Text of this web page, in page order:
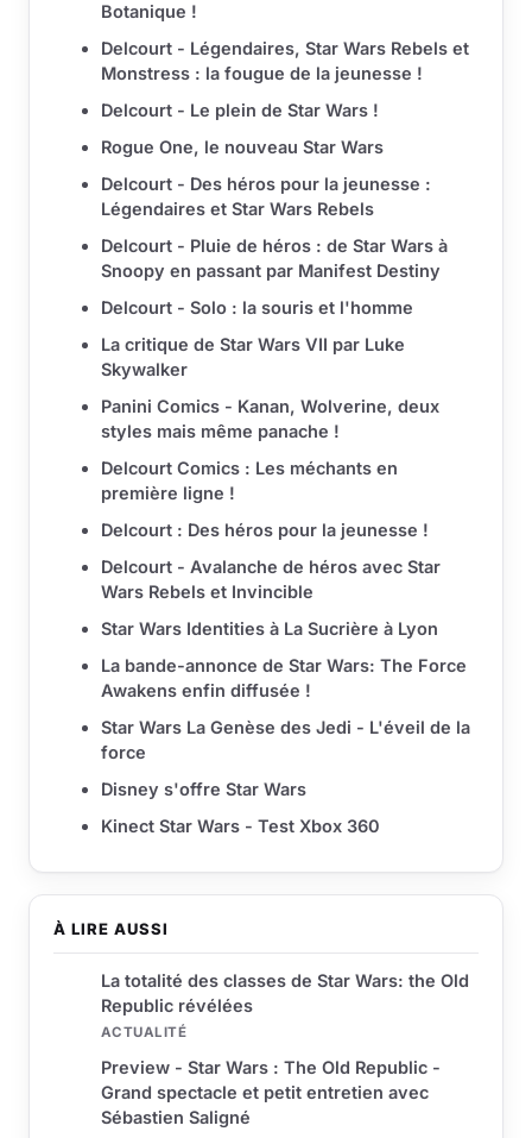
À LIRE AUSSI
La totalité des classes de Star Wars: the Old
Republic révélées
ACTUALITÉ
Preview - Star Wars : The Old Republic -
Grand spectacle et petit entretien avec
Sébastien Saligné
Botanique !
Delcourt - Légendaires, Star Wars Rebels et
Monstress : la fougue de la jeunesse !
Delcourt - Le plein de Star Wars !
Rogue One, le nouveau Star Wars
Delcourt - Des héros pour la jeunesse :
Légendaires et Star Wars Rebels
Delcourt - Pluie de héros : de Star Wars à
Snoopy en passant par Manifest Destiny
Delcourt - Solo : la souris et l'homme
La critique de Star Wars VII par Luke
Skywalker
Panini Comics - Kanan, Wolverine, deux
styles mais même panache !
Delcourt Comics : Les méchants en
première ligne !
Delcourt : Des héros pour la jeunesse !
Delcourt - Avalanche de héros avec Star
Wars Rebels et Invincible
Star Wars Identities à La Sucrière à Lyon
La bande-annonce de Star Wars: The Force
Awakens enfin diffusée !
Star Wars La Genèse des Jedi - L'éveil de la
force
Disney s'offre Star Wars
Kinect Star Wars - Test Xbox 360